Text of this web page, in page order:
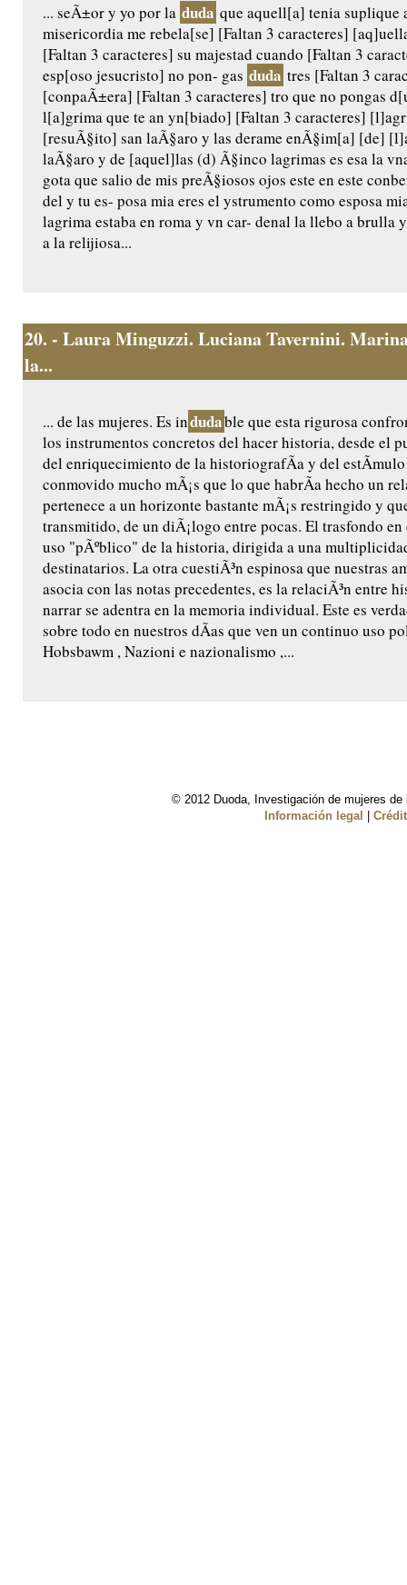
... seÃ±or y yo por la duda que aquell[a] tenia suplique
misericordia me rebela[se] [Faltan 3 caracteres]
[Faltan 3 caracteres] su majestad cuando [Faltan 3
esp[oso jesucristo] no pon- gas duda tres [Faltan 3
[conpaÃ±era] [Faltan 3 caracteres] tro que no pongas
l[a]grima que te an yn[biado] [Faltan 3 caracteres]
[resuÃ§ito] san laÃ§aro y las derame enÃ§im[a] [de]
laÃ§aro y de [aquel]las (d) Ã§inco lagrimas es esa la
gota que salio de mis preÃ§iosos ojos este en este
del y tu es- posa mia eres el ystrumento como esposa
lagrima estaba en roma y vn car- denal la llebo a brulla
a la relijiosa...
20. - Laura Minguzzi. Luciana Tavernini.
la...
... de las mujeres. Es indudable que esta rigurosa
los instrumentos concretos del hacer historia, desde el
del enriquecimiento de la historiografÃ­a y del estÃ­mulo
conmovido mucho mÃ¡s que lo que habrÃ­a hecho un
pertenece a un horizonte bastante mÃ¡s restringido y
transmitido, de un diÃ¡logo entre pocas. El trasfondo
uso "pÃºblico" de la historia, dirigida a una
destinatarios. La otra cuestiÃ³n espinosa que nuestras
asocia con las notas precedentes, es la relaciÃ³n entre
narrar se adentra en la memoria individual. Este es
sobre todo en nuestros dÃ­as que ven un continuo uso
Hobsbawm , Nazioni e nazionalismo ,...
© 2012 Duoda, Investigación de mujeres
Información legal